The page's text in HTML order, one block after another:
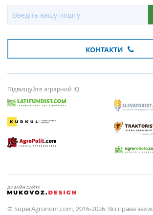
КОНТАКТИ
Підвищуйте аграрний IQ
© SuperAgronom.com, 2016-2026. Всі права